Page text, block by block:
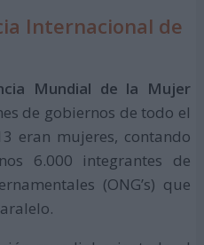
Internacional de
Mundial de la Mujer
de gobiernos de todo el
eran mujeres, contando
6.000 integrantes de
(ONG’s) que